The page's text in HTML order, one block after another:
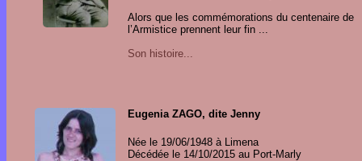
Alors que les commémorations du centenaire de
l’Armistice prennent leur fin ...
Son histoire...
Eugenia ZAGO, dite Jenny
Née le 19/06/1948 à Limena
Décédée le 14/10/2015 au Port-Marly